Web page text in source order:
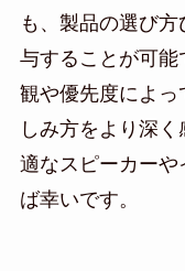
も、製品の選び
与することが可
観や優先度によ
しみ方をより深
適なスピーカー
ば幸いです。